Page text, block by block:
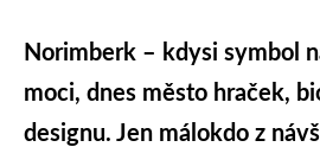
Norimberk – kdysi symbol
moci, dnes město hraček,
designu. Jen málokdo z